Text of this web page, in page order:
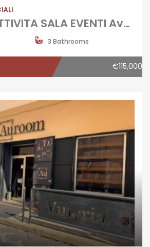
CESSIONE ATTIVITA SALA EVENTI Aversa-Lusciano
3 Bathrooms
€115,000